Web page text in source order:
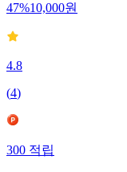
47%10,000원
4.8
(4)
300 적립